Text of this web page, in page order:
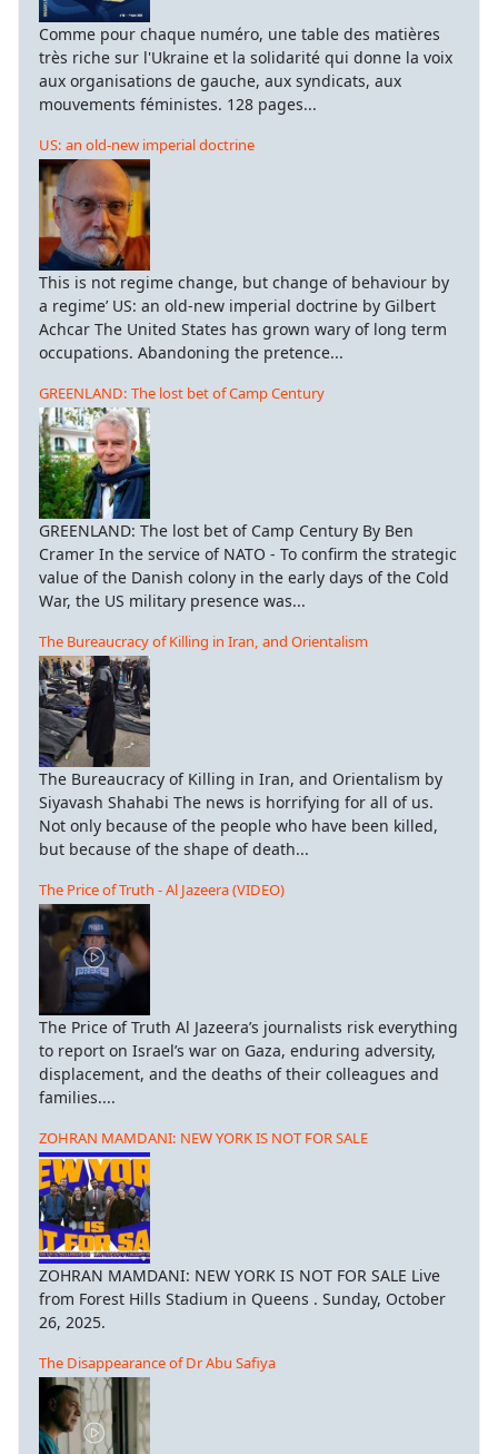
Comme pour chaque numéro, une table des matières
très riche sur l'Ukraine et la solidarité qui donne la voix
aux organisations de gauche, aux syndicats, aux
mouvements féministes. 128 pages...
US: an old-new imperial doctrine
This is not regime change, but change of behaviour by
a regime’ US: an old-new imperial doctrine by Gilbert
Achcar The United States has grown wary of long term
occupations. Abandoning the pretence...
GREENLAND: The lost bet of Camp Century
GREENLAND: The lost bet of Camp Century By Ben
Cramer In the service of NATO - To confirm the strategic
value of the Danish colony in the early days of the Cold
War, the US military presence was...
The Bureaucracy of Killing in Iran, and Orientalism
The Bureaucracy of Killing in Iran, and Orientalism by
Siyavash Shahabi The news is horrifying for all of us.
Not only because of the people who have been killed,
but because of the shape of death...
The Price of Truth - Al Jazeera (VIDEO)
The Price of Truth Al Jazeera’s journalists risk everything
to report on Israel’s war on Gaza, enduring adversity,
displacement, and the deaths of their colleagues and
families....
ZOHRAN MAMDANI: NEW YORK IS NOT FOR SALE
ZOHRAN MAMDANI: NEW YORK IS NOT FOR SALE Live
from Forest Hills Stadium in Queens . Sunday, October
26, 2025.
The Disappearance of Dr Abu Safiya